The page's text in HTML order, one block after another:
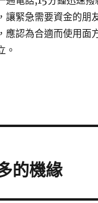
讓緊急需要資金的朋
應認為合適而使用面
。
的機緣